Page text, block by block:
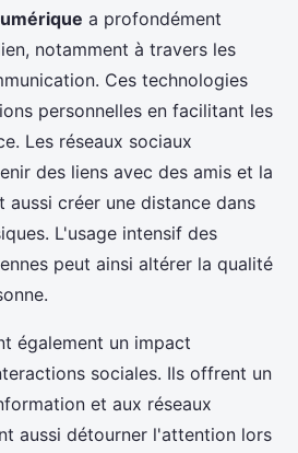
a profondément
notamment à travers les
Ces technologies
personnelles en facilitant les
Les réseaux sociaux
des liens avec des amis et la
aussi créer une distance dans
L'usage intensif des
peut ainsi altérer la qualité
également un impact
sociales. Ils offrent un
et aux réseaux
aussi détourner l'attention lors